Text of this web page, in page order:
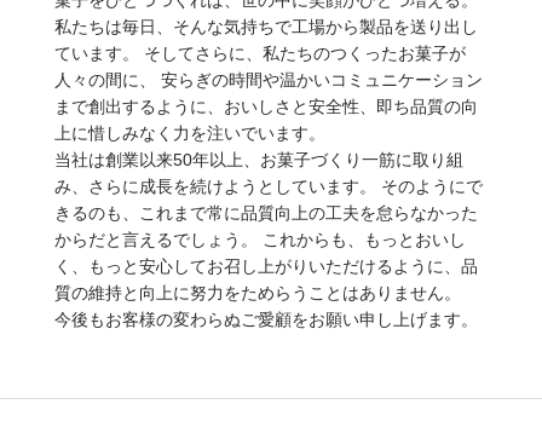
私たちは毎日、そんな気持ちで工場から製品を送り出し
ています。 そしてさらに、私たちのつくったお菓子が
人々の間に、 安らぎの時間や温かいコミュニケーション
まで創出するように、おいしさと安全性、即ち品質の向
上に惜しみなく力を注いでいます。
当社は創業以来50年以上、お菓子づくり一筋に取り組
み、さらに成長を続けようとしています。 そのようにで
きるのも、これまで常に品質向上の工夫を怠らなかった
からだと言えるでしょう。 これからも、もっとおいし
く、もっと安心してお召し上がりいただけるように、品
質の維持と向上に努力をためらうことはありません。
今後もお客様の変わらぬご愛顧をお願い申し上げます。